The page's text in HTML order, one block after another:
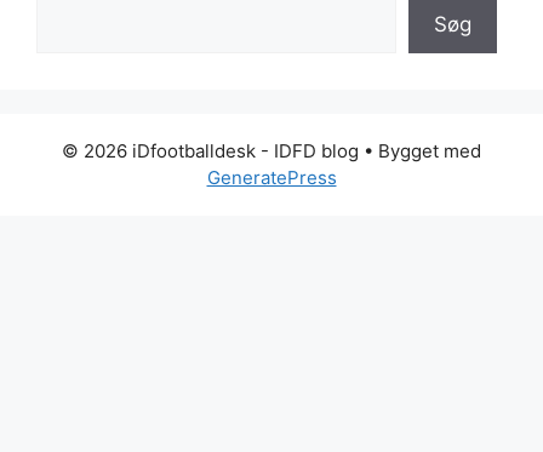
Søg
© 2026 iDfootballdesk - IDFD blog • Bygget med
GeneratePress